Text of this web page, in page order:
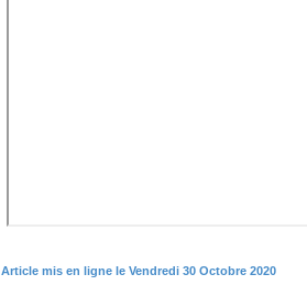
Article mis en ligne le Vendredi 30 Octobre 2020